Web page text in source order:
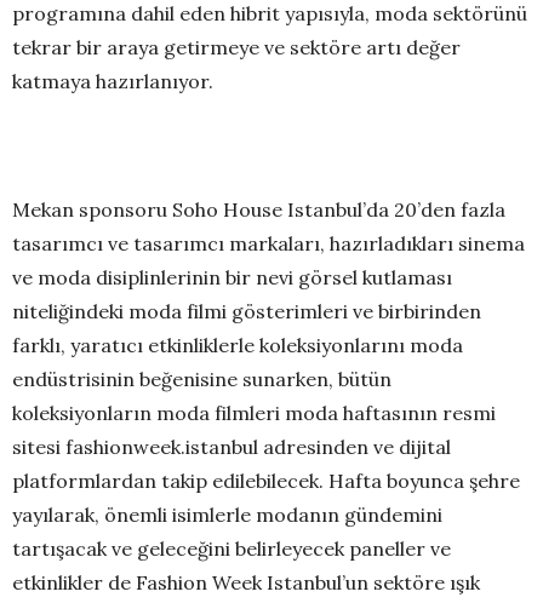
programına dahil eden hibrit yapısıyla, moda sektörünü
tekrar bir araya getirmeye ve sektöre artı değer
katmaya hazırlanıyor.
Mekan sponsoru Soho House Istanbul’da 20’den fazla
tasarımcı ve tasarımcı markaları, hazırladıkları sinema
ve moda disiplinlerinin bir nevi görsel kutlaması
niteliğindeki moda filmi gösterimleri ve birbirinden
farklı, yaratıcı etkinliklerle koleksiyonlarını moda
endüstrisinin beğenisine sunarken, bütün
koleksiyonların moda filmleri moda haftasının resmi
sitesi fashionweek.istanbul adresinden ve dijital
platformlardan takip edilebilecek. Hafta boyunca şehre
yayılarak, önemli isimlerle modanın gündemini
tartışacak ve geleceğini belirleyecek paneller ve
etkinlikler de Fashion Week Istanbul’un sektöre ışık